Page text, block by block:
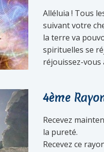
Alléluia ! Tous
suivant votre
la terre va
spirituelles se
réjouissez-vous
4ème
Recevez
la pureté.
Recevez ce